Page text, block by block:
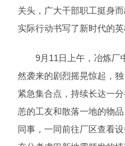
关头，广大干部职工挺身
实际行动书写了新时代的英
9月11日上午，冶炼厂
然袭来的剧烈摇晃惊起，
紧急集合点，持续长达一
恙的工友和散落一地的物
同事，一同前往厂区查看